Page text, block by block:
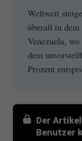
Weltweit
überall in dem
Venezuela,
dem
Prozent
Der
Benutzer